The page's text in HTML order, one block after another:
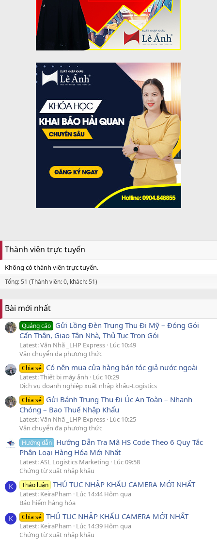
Thành viên trực tuyến
Không có thành viên trực tuyến.
Tổng: 51 (Thành viên: 0, khách: 51)
Bài mới nhất
Quảng cáo Gửi Lồng Đèn Trung Thu Đi Mỹ – Đóng Gói
Cẩn Thận, Giao Tận Nhà, Thủ Tục Trọn Gói
Latest: Văn Nhã _LHP Express Lúc 10:49
Vận chuyển đa phương thức
Chia sẻ Có nên mua cửa hàng bán tóc giả nước ngoài
Latest: Thiết bị máy ảnh
Lúc 10:29
Dịch vụ doanh nghiệp xuất nhập khẩu-Logistics
Chia sẻ Gửi Bánh Trung Thu Đi Úc An Toàn – Nhanh
Chóng – Bao Thuế Nhập Khẩu
Latest: Văn Nhã _LHP Express Lúc 10:25
Vận chuyển đa phương thức
Hướng dẫn Hướng Dẫn Tra Mã HS Code Theo 6 Quy Tắc
Phân Loại Hàng Hóa Mới Nhất
Latest: ASL Logistics Marketing
Lúc 09:58
Chứng từ xuất nhập khẩu
K Thảo luận THỦ TỤC NHẬP KHẨU CAMERA MỚI NHẤT
Latest: KeiraPham
Lúc 14:44 Hôm qua
Bảo hiểm hàng hóa
K Chia sẻ THỦ TỤC NHẬP KHẨU CAMERA MỚI NHẤT
Latest: KeiraPham
Lúc 14:39 Hôm qua
Chứng từ xuất nhập khẩu